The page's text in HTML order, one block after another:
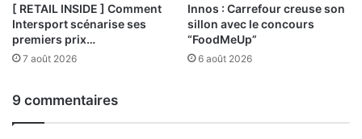
[ RETAIL INSIDE ] Comment
Intersport scénarise ses
premiers prix…
7 août 2026
Innos : Carrefour creuse son
sillon avec le concours
“FoodMeUp”
6 août 2026
9 commentaires